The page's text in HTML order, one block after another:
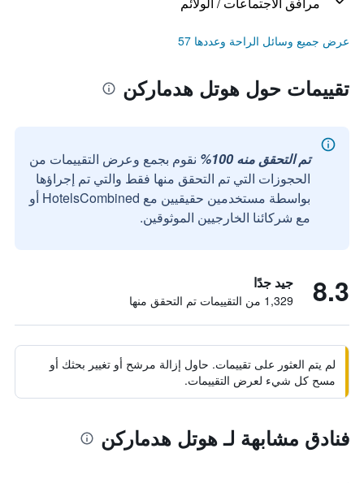
عرض جميع وسائل الراحة وعددها 57
تقييمات حول هوتل هدماركن
تم التحقق منه 100%
نقوم بجمع وعرض التقييمات من
الحجوزات التي تم التحقق منها فقط والتي تم إجراؤها
بواسطة مستخدمين حقيقيين مع HotelsCombined أو
مع شركائنا الخارجيين الموثوقين.
8.3 جيد جدًا
1,329 من التقييمات تم التحقق منها
لم يتم العثور على تقييمات. حاول إزالة مرشح أو تغيير بحثك أو
مسح كل شيء لعرض التقييمات.
فنادق مشابهة لـ هوتل هدماركن